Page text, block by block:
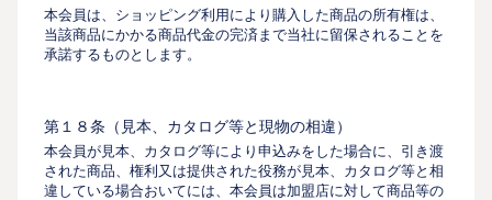
本会員は、ショッピング利⽤により購⼊した商品の所有権は、
当該商品にかかる商品代⾦の完済まで当社に留保されることを
承諾するものとします。
第１８条（⾒本、カタログ等と現物の相違）
本会員が⾒本、カタログ等により申込みをした場合に、引き渡
された商品、権利又は提供された役務が⾒本、カタログ等と相
違している場合おいてには、本会員は加盟店に対して商品等の